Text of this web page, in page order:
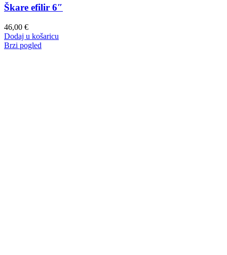
Škare efilir 6″
46,00 €
Dodaj u košaricu
Brzi pogled